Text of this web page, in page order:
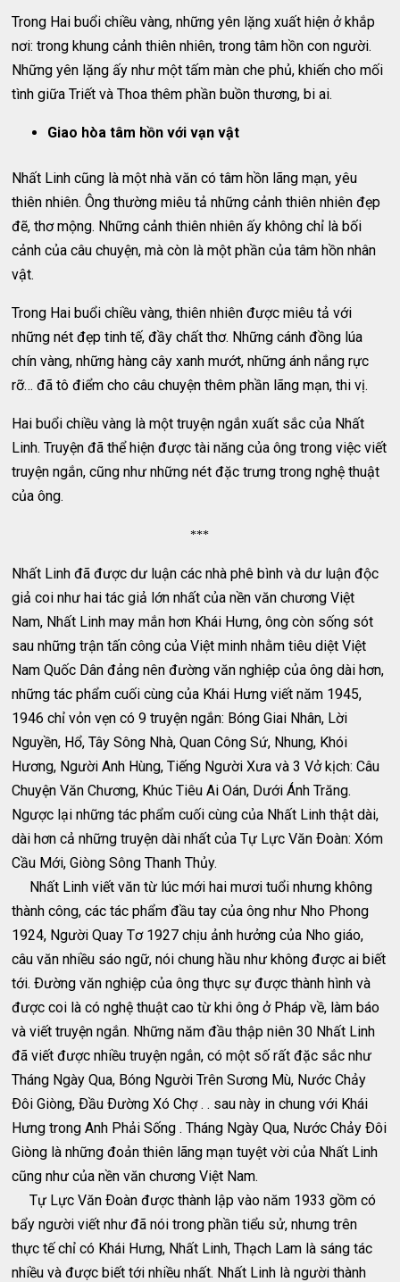
Trong Hai buổi chiều vàng, những yên lặng xuất hiện ở khắp
nơi: trong khung cảnh thiên nhiên, trong tâm hồn con người.
Những yên lặng ấy như một tấm màn che phủ, khiến cho mối
tình giữa Triết và Thoa thêm phần buồn thương, bi ai.
Giao hòa tâm hồn với vạn vật
Nhất Linh cũng là một nhà văn có tâm hồn lãng mạn, yêu
thiên nhiên. Ông thường miêu tả những cảnh thiên nhiên đẹp
đẽ, thơ mộng. Những cảnh thiên nhiên ấy không chỉ là bối
cảnh của câu chuyện, mà còn là một phần của tâm hồn nhân
vật.
Trong Hai buổi chiều vàng, thiên nhiên được miêu tả với
những nét đẹp tinh tế, đầy chất thơ. Những cánh đồng lúa
chín vàng, những hàng cây xanh mướt, những ánh nắng rực
rỡ… đã tô điểm cho câu chuyện thêm phần lãng mạn, thi vị.
Hai buổi chiều vàng là một truyện ngắn xuất sắc của Nhất
Linh. Truyện đã thể hiện được tài năng của ông trong việc viết
truyện ngắn, cũng như những nét đặc trưng trong nghệ thuật
của ông.
***
Nhất Linh đã được dư luận các nhà phê bình và dư luận độc
giả coi như hai tác giả lớn nhất của nền văn chương Việt
Nam, Nhất Linh may mắn hơn Khái Hưng, ông còn sống sót
sau những trận tấn công của Việt minh nhằm tiêu diệt Việt
Nam Quốc Dân đảng nên đường văn nghiệp của ông dài hơn,
những tác phẩm cuối cùng của Khái Hưng viết năm 1945,
1946 chỉ vỏn vẹn có 9 truyện ngắn: Bóng Giai Nhân, Lời
Nguyền, Hổ, Tây Sông Nhà, Quan Công Sứ, Nhung, Khói
Hương, Người Anh Hùng, Tiếng Người Xưa và 3 Vở kịch: Câu
Chuyện Văn Chương, Khúc Tiêu Ai Oán, Dưới Ánh Trăng.
Ngược lại những tác phẩm cuối cùng của Nhất Linh thật dài,
dài hơn cả những truyện dài nhất của Tự Lực Văn Ðoàn: Xóm
Cầu Mới, Giòng Sông Thanh Thủy.
Nhất Linh viết văn từ lúc mới hai mươi tuổi nhưng không
thành công, các tác phẩm đầu tay của ông như Nho Phong
1924, Người Quay Tơ 1927 chịu ảnh hưởng của Nho giáo,
câu văn nhiều sáo ngữ, nói chung hầu như không được ai biết
tới. Ðường văn nghiệp của ông thực sự được thành hình và
được coi là có nghệ thuật cao từ khi ông ở Pháp về, làm báo
và viết truyện ngắn. Những năm đầu thập niên 30 Nhất Linh
đã viết được nhiều truyện ngắn, có một số rất đặc sắc như
Tháng Ngày Qua, Bóng Người Trên Sương Mù, Nước Chảy
Ðôi Giòng, Ðầu Ðường Xó Chợ . . sau này in chung với Khái
Hưng trong Anh Phải Sống . Tháng Ngày Qua, Nước Chảy Ðôi
Giòng là những đoản thiên lãng mạn tuyệt vời của Nhất Linh
cũng như của nền văn chương Việt Nam.
Tự Lực Văn Ðoàn được thành lập vào năm 1933 gồm có
bẩy người viết như đã nói trong phần tiểu sử, nhưng trên
thực tế chỉ có Khái Hưng, Nhất Linh, Thạch Lam là sáng tác
nhiều và được biết tới nhiều nhất. Nhất Linh là người thành